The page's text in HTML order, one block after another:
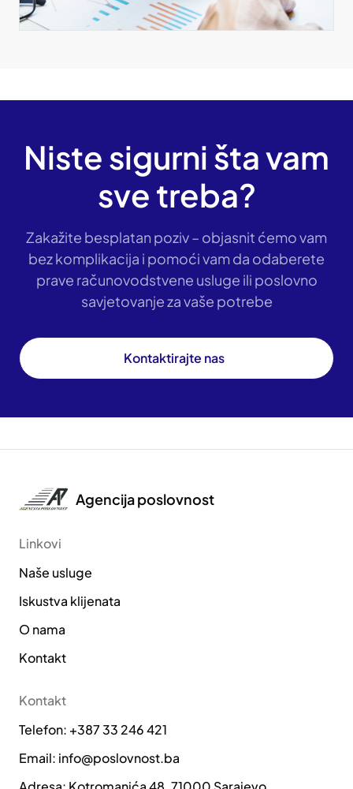
Niste sigurni šta vam
sve treba?
Zakažite besplatan poziv – objasnit ćemo vam
bez komplikacija i pomoći vam da odaberete
prave računovodstvene usluge ili poslovno
savjetovanje za vaše potrebe
Kontaktirajte nas
Agencija poslovnost
Linkovi
Naše usluge
Iskustva klijenata
O nama
Kontakt
Kontakt
Telefon: +387 33 246 421
Email: info@poslovnost.ba